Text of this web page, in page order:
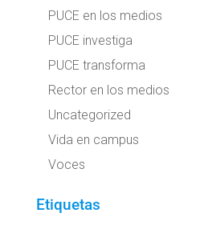
PUCE en los medios
PUCE investiga
PUCE transforma
Rector en los medios
Uncategorized
Vida en campus
Voces
Etiquetas